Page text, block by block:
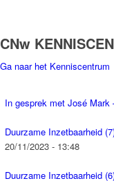
CNw
Ga naar het Kenniscentrum
In gesprek met José Mark
Duurzame Inzetbaarheid
20/11/2023 - 13:48
Duurzame Inzetbaarheid